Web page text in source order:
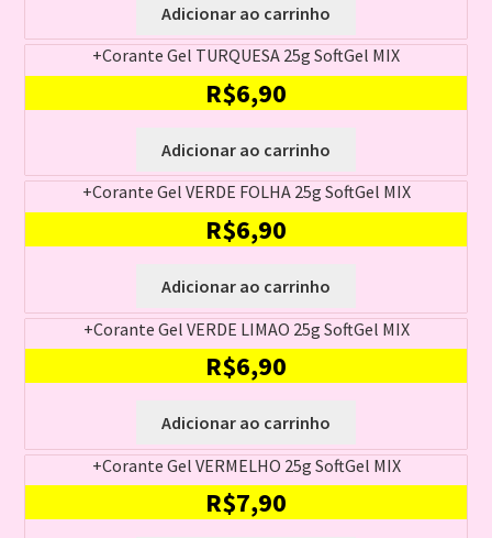
Adicionar ao carrinho
+Corante Gel TURQUESA 25g SoftGel MIX
R$6,90
Adicionar ao carrinho
+Corante Gel VERDE FOLHA 25g SoftGel MIX
R$6,90
Adicionar ao carrinho
+Corante Gel VERDE LIMAO 25g SoftGel MIX
R$6,90
Adicionar ao carrinho
+Corante Gel VERMELHO 25g SoftGel MIX
R$7,90